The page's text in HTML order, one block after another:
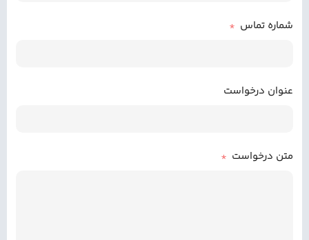
شماره تماس
عنوان درخواست
متن درخواست